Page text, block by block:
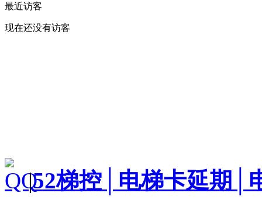
最近访客
现在还没有访客
|52梯控│电梯卡延期│